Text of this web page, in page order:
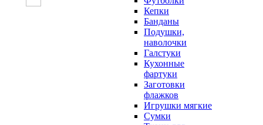
Кепки
Банданы
Подушки,
наволочки
Галстуки
Кухонные
фартуки
Заготовки
флажков
Игрушки мягкие
Сумки